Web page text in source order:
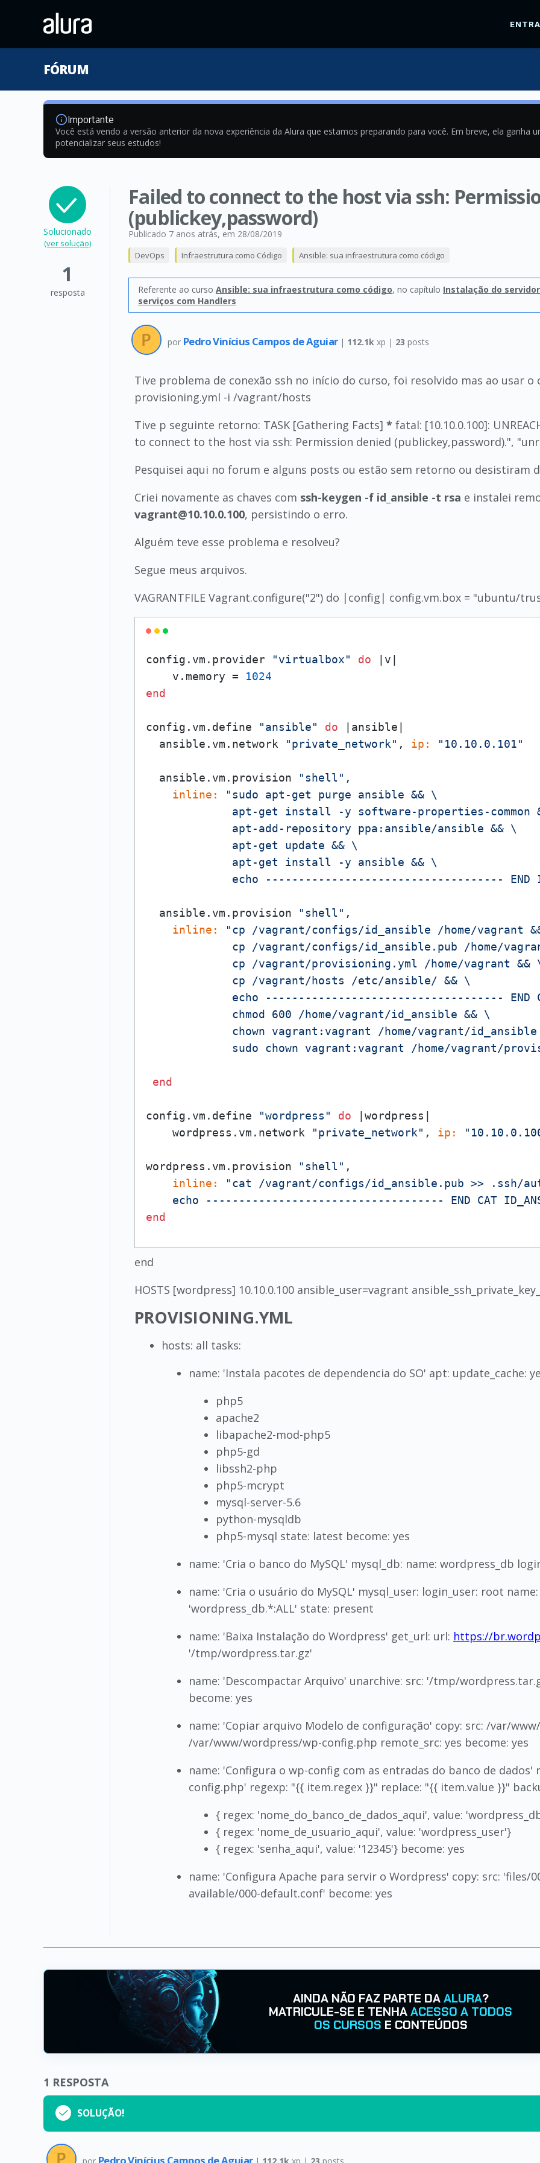
FÓRUM
Importante
Você está vendo a versão anterior da nova experiência da Alura que estamos preparando para você. Em breve, ela ganha
potencializar seus estudos!
Solucionado
(ver solução)
1
resposta
Failed to connect to the host via ssh:
(publickey,password)
Publicado 7 anos atrás, em 28/08/2019
DevOps Infraestrutura como Código Ansible: sua infraestrutura como código
Referente ao curso Ansible: sua infraestrutura como código, no capítulo Instalação do
serviços com Handlers
por Pedro Vinícius Campos de Aguiar | 112.1k xp | 23 posts
Tive problema de conexão ssh no início do curso, foi resolvido mas ao usar
provisioning.yml -i /vagrant/hosts
Tive p seguinte retorno: TASK [Gathering Facts] * fatal: [10.10.0.100]:
to connect to the host via ssh: Permission denied (publickey,password).",
Pesquisei aqui no forum e alguns posts ou estão sem retorno ou desistiram
Criei novamente as chaves com ssh-keygen -f id_ansible -t rsa e instalei
vagrant@10.10.0.100, persistindo o erro.
Alguém teve esse problema e resolveu?
Segue meus arquivos.
VAGRANTFILE Vagrant.configure("2") do |config| config.vm.box = "ubuntu/
config.vm.provider "virtualbox" do v
    v.memory =
1024
end
config.vm.define "ansible" do ansible
  ansible.vm.network
"private_network" , ip: "10.10.0.101"
  ansible.vm.provision
"shell" ,
inline:
"sudo apt-get purge ansible && \
apt-get install -y software-properties-common
             apt-add-repository ppa:ansible/ansible && \
             apt-get update && \
             apt-get install -y ansible && \
echo ------------------------------------ END
  ansible.vm.provision
"shell" ,
inline:
"cp /vagrant/configs/id_ansible /home/vagrant
cp /vagrant/configs/id_ansible.pub /home/
cp /vagrant/provisioning.yml /home/vagrant &&
             cp /vagrant/hosts /etc/ansible/ && \
echo ------------------------------------ END
             chmod 600 /home/vagrant/id_ansible && \
             chown vagrant:vagrant /home/vagrant/id_ansible
sudo chown vagrant:vagrant /home/vagrant/
end
config.vm.define "wordpress" do wordpress
    wordpress.vm.network
"private_network" , ip:
wordpress.vm.provision "shell" ,
inline:
"cat /vagrant/configs/id_ansible.pub >> .ssh/
echo ------------------------------------ END CAT
end
end
HOSTS [wordpress] 10.10.0.100 ansible_user=vagrant
PROVISIONING.YML
hosts: all tasks:
name: 'Instala pacotes de dependencia do SO' apt: update_cache:
php5
apache2
libapache2-mod-php5
php5-gd
libssh2-php
php5-mcrypt
mysql-server-5.6
python-mysqldb
php5-mysql state: latest become: yes
name: 'Cria o banco do MySQL' mysql_db: name: wordpress_db
name: 'Cria o usuário do MySQL' mysql_user: login_user: root
'wordpress_db.*:ALL' state: present
name: 'Baixa Instalação do Wordpress' get_url: url: https://
'/tmp/wordpress.tar.gz'
name: 'Descompactar Arquivo' unarchive: src: '/tmp/
become: yes
name: 'Copiar arquivo Modelo de configuração' copy: src: /var/
/var/www/wordpress/wp-config.php remote_src: yes become: yes
name: 'Configura o wp-config com as entradas do banco de
config.php' regexp: "{{ item.regex }}" replace: "{{ item.value }}"
{ regex: 'nome_do_banco_de_dados_aqui', value:
{ regex: 'nome_de_usuario_aqui', value: 'wordpress_user'}
{ regex: 'senha_aqui', value: '12345'} become: yes
name: 'Configura Apache para servir o Wordpress' copy: src:
available/000-default.conf' become: yes
AINDA NÃO FAZ PARTE DAALURA?
MATRICULE-SE E TENHAACESSO A TODOS
OS CURSOS E CONTEÚDOS
1 RESPOSTA
SOLUÇÃO!
por Pedro Vinícius Campos de Aguiar | 112.1k xp | 23 posts